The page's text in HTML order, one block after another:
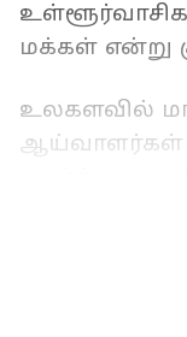
மக்கள் என்று
உலகளவில்
ஆய்வாளர்கள்